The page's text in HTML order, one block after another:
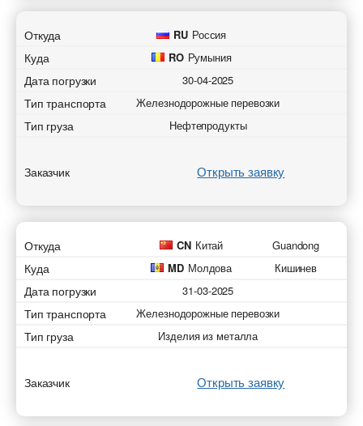
Откуда RU Россия
Куда RO Румыния
Дата погрузки 30-04-2025
Тип транспорта Железнодорожные перевозки
Тип груза Нефтепродукты
Заказчик Открыть заявку
Откуда CN Китай Guandong
Куда MD Молдова Кишинев
Дата погрузки 31-03-2025
Тип транспорта Железнодорожные перевозки
Тип груза Изделия из металла
Заказчик Открыть заявку